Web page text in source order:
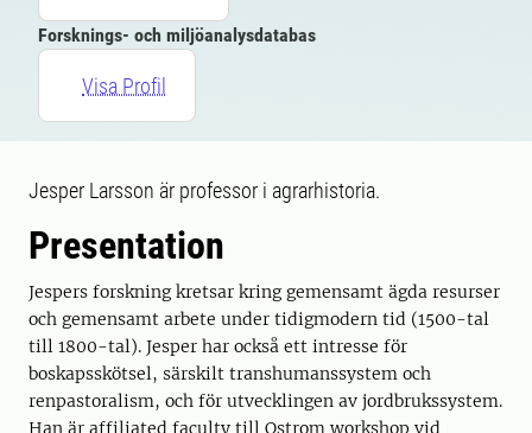
Forsknings- och miljöanalysdatabas
Visa Profil
Jesper Larsson är professor i agrarhistoria.
Presentation
Jespers forskning kretsar kring gemensamt ägda resurser
och gemensamt arbete under tidigmodern tid (1500-tal
till 1800-tal). Jesper har också ett intresse för
boskapsskötsel, särskilt transhumanssystem och
renpastoralism, och för utvecklingen av jordbrukssystem.
Han är affiliated faculty till Ostrom workshop vid